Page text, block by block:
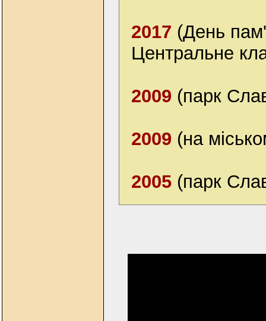
2017 (День
Центральне
2009 (парк
2009 (на
2005(парк